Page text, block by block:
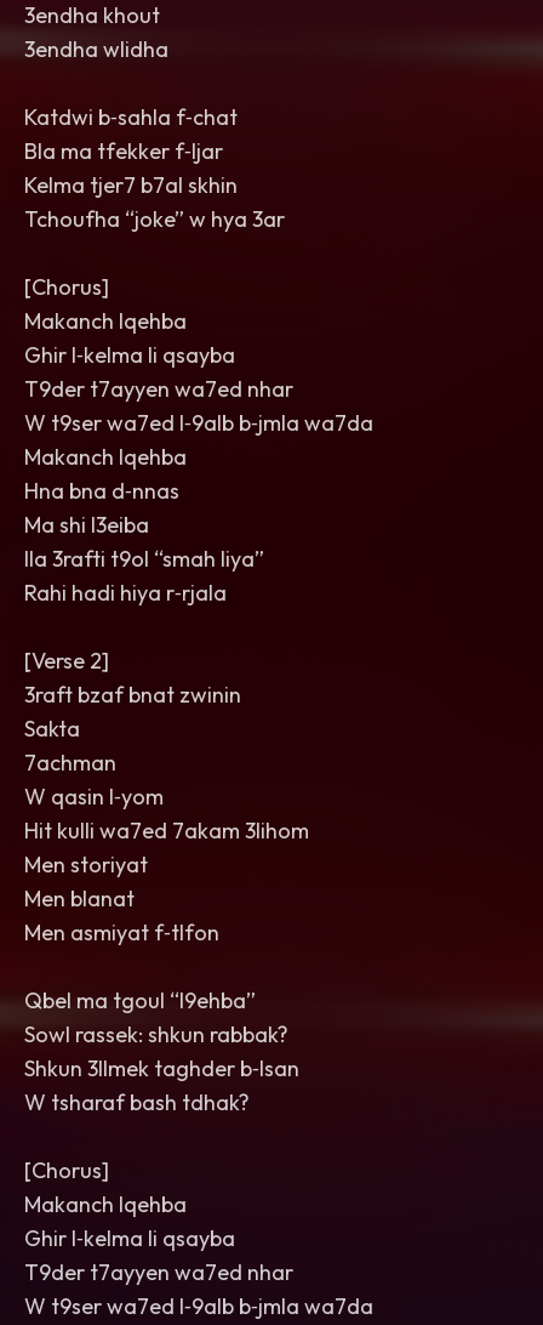
3endha khout
3endha wlidha
Katdwi b‑sahla f‑chat
Bla ma tfekker f‑ljar
Kelma tjer7 b7al skhin
Tchoufha “joke” w hya 3ar
[Chorus]
Makanch lqehba
Ghir l‑kelma li qsayba
T9der t7ayyen wa7ed nhar
W t9ser wa7ed l‑9alb b‑jmla wa7da
Makanch lqehba
Hna bna d‑nnas
Ma shi l3eiba
Ila 3rafti t9ol “smah liya”
Rahi hadi hiya r‑rjala
[Verse 2]
3raft bzaf bnat zwinin
Sakta
7achman
W qasin l‑yom
Hit kulli wa7ed 7akam 3lihom
Men storiyat
Men blanat
Men asmiyat f‑tlfon
Qbel ma tgoul “l9ehba”
Sowl rassek: shkun rabbak?
Shkun 3llmek taghder b‑lsan
W tsharaf bash tdhak?
[Chorus]
Makanch lqehba
Ghir l‑kelma li qsayba
T9der t7ayyen wa7ed nhar
W t9ser wa7ed l‑9alb b‑jmla wa7da